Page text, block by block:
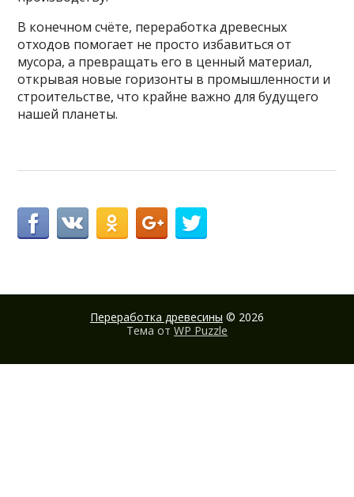
В конечном счёте, переработка древесных
отходов помогает не просто избавиться от
мусора, а превращать его в ценный материал,
открывая новые горизонты в промышленности и
строительстве, что крайне важно для будущего
нашей планеты.
Переработка древесины © 2026
Тема от WP Puzzle